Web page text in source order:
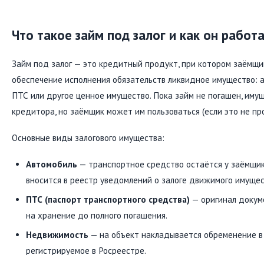
Что такое займ под залог и как он
Займ под залог — это кредитный продукт, при котором
обеспечение исполнения обязательств ликвидное имущество:
ПТС или другое ценное имущество. Пока займ не погашен,
кредитора, но заёмщик может им пользоваться (если это не
Основные виды залогового имущества:
Автомобиль — транспортное средство остаётся у
вносится в реестр уведомлений о залоге движимого
ПТС (паспорт транспортного средства) — оригинал
на хранение до полного погашения.
Недвижимость — на объект накладывается обременение
регистрируемое в Росреестре.